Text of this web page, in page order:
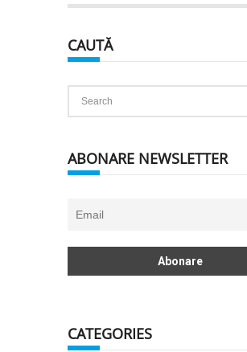
CAUTĂ
ABONARE NEWSLETTER
CATEGORIES